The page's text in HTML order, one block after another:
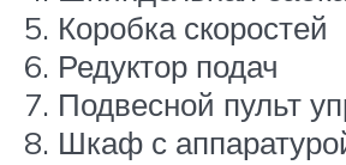
Коробка скоростей
Редуктор подач
Подвесной пульт
Шкаф с